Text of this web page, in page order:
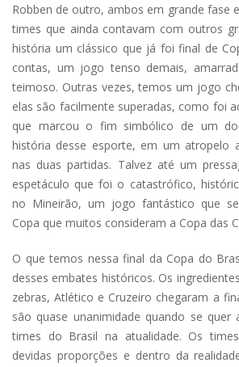
Robben de outro, ambos em grande fase
times que ainda contavam com outros
história um clássico que já foi final de
contas, um jogo tenso demais,
teimoso. Outras vezes, temos um jogo
elas são facilmente superadas, como foi
que marcou o fim simbólico de um
história desse esporte, em um atropelo
nas duas partidas. Talvez até um
espetáculo que foi o catastrófico,
no Mineirão, um jogo fantástico que
Copa que muitos consideram a Copa das
O que temos nessa final da Copa do
desses embates históricos. Os
zebras, Atlético e Cruzeiro chegaram a
são quase unanimidade quando se quer
times do Brasil na atualidade. Os
devidas proporções e dentro da